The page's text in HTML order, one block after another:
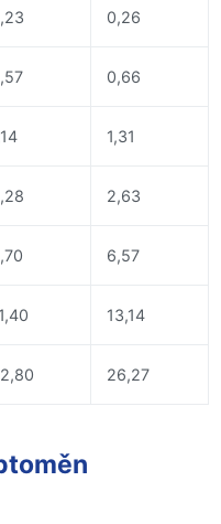
0,26
0,66
1,31
2,63
6,57
13,14
26,27